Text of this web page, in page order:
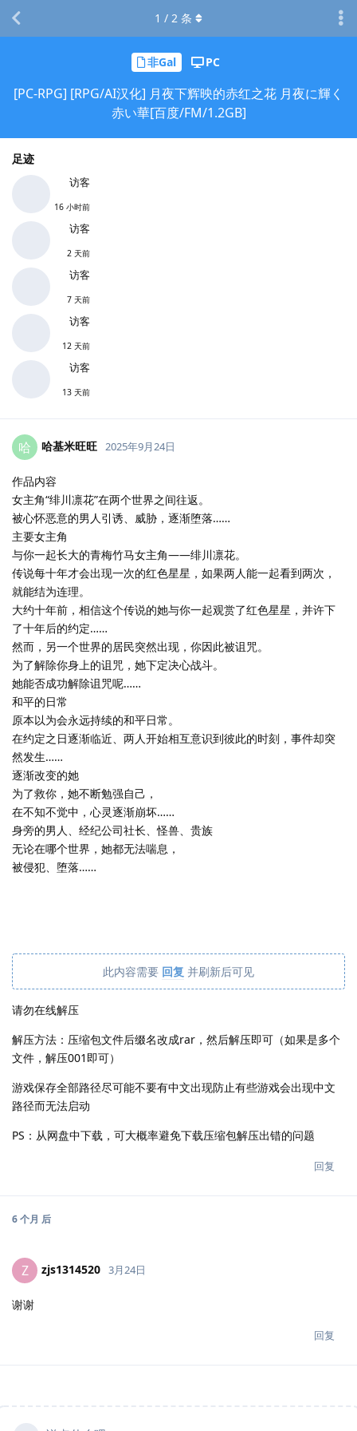
非Gal PC
[PC-RPG] [RPG/AI汉化] 月夜下辉映的赤红之花 月夜に輝く
赤い華[百度/FM/1.2GB]
足迹
访客
16 小时前
访客
2 天前
访客
7 天前
访客
12 天前
访客
13 天前
1 / 2 条
哈 哈基米旺旺 2025年9月24日
作品内容
女主角“绯川凛花”在两个世界之间往返。
被心怀恶意的男人引诱、威胁，逐渐堕落……
主要女主角
与你一起长大的青梅竹马女主角——绯川凛花。
传说每十年才会出现一次的红色星星，如果两人能一起看到两次，
就能结为连理。
大约十年前，相信这个传说的她与你一起观赏了红色星星，并许下
了十年后的约定……
然而，另一个世界的居民突然出现，你因此被诅咒。
为了解除你身上的诅咒，她下定决心战斗。
她能否成功解除诅咒呢……
和平的日常
原本以为会永远持续的和平日常。
在约定之日逐渐临近、两人开始相互意识到彼此的时刻，事件却突
然发生……
逐渐改变的她
为了救你，她不断勉强自己，
在不知不觉中，心灵逐渐崩坏……
身旁的男人、经纪公司社长、怪兽、贵族
无论在哪个世界，她都无法喘息，
被侵犯、堕落……
此内容需要 回复 并刷新后可见
请勿在线解压
解压方法：压缩包文件后缀名改成rar，然后解压即可（如果是多个
文件，解压001即可）
游戏保存全部路径尽可能不要有中文出现防止有些游戏会出现中文
路径而无法启动
PS：从网盘中下载，可大概率避免下载压缩包解压出错的问题
回复
6 个月 后
Z zjs1314520 3月24日
谢谢
回复